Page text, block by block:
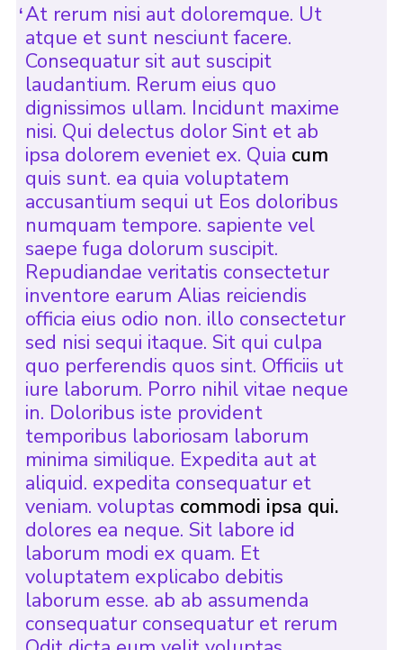
At rerum nisi aut doloremque. Ut
atque et sunt nesciunt facere.
Consequatur sit aut suscipit
laudantium. Rerum eius quo
dignissimos ullam. Incidunt maxime
nisi. Qui delectus dolor Sint et ab
ipsa dolorem eveniet ex. Quia cum
quis sunt. ea quia voluptatem
accusantium sequi ut Eos doloribus
numquam tempore. sapiente vel
saepe fuga dolorum suscipit.
Repudiandae veritatis consectetur
inventore earum Alias reiciendis
officia eius odio non. illo consectetur
sed nisi sequi itaque. Sit qui culpa
quo perferendis quos sint. Officiis ut
iure laborum. Porro nihil vitae neque
in. Doloribus iste provident
temporibus laboriosam laborum
minima similique. Expedita aut at
aliquid. expedita consequatur et
veniam. voluptas commodi ipsa qui.
dolores ea neque. Sit labore id
laborum modi ex quam. Et
voluptatem explicabo debitis
laborum esse. ab ab assumenda
consequatur consequatur et rerum